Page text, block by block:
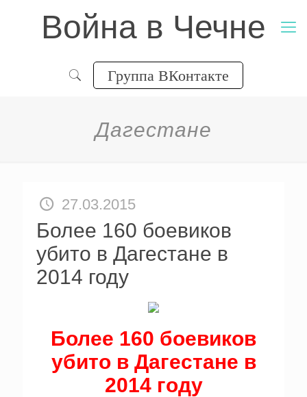
Война в Чечне
Группа ВКонтакте
Дагестане
27.03.2015
Более 160 боевиков
убито в Дагестане в
2014 году
Более 160 боевиков
убито в Дагестане в
2014 году